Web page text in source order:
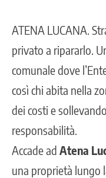
ATENA LUCANA .
privato a ripararlo.
comunale dove
così chi abita nella
dei costi e
responsabilità.
Accade ad Atena
una proprietà lungo